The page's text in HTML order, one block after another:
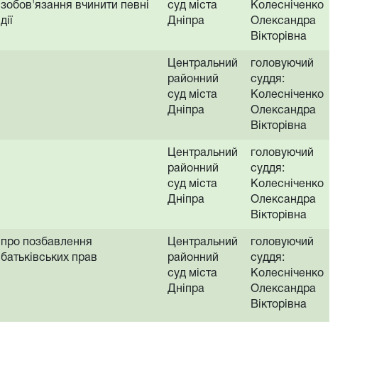
зобов'язання вчинити певні
дії
суд міста
Дніпра
Колесніченко
Олександра
Вікторівна
Центральний
районний
суд міста
Дніпра
головуючий
суддя:
Колесніченко
Олександра
Вікторівна
Центральний
районний
суд міста
Дніпра
головуючий
суддя:
Колесніченко
Олександра
Вікторівна
про позбавлення
батьківських прав
Центральний
районний
суд міста
Дніпра
головуючий
суддя:
Колесніченко
Олександра
Вікторівна